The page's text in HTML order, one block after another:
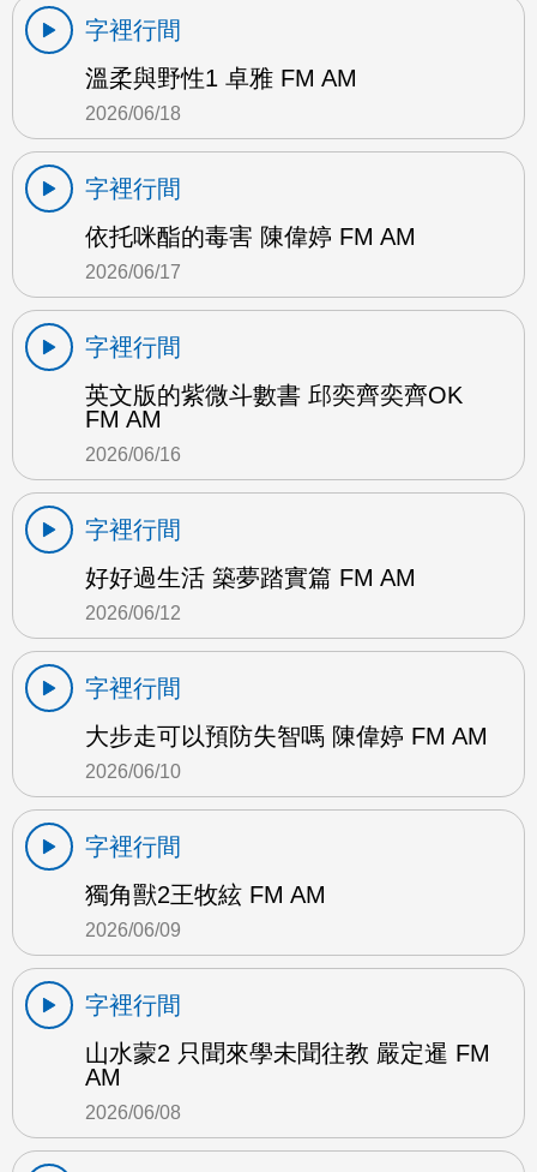
字裡行間
溫柔與野性1 卓雅 FM AM
2026/06/18
字裡行間
依托咪酯的毒害 陳偉婷 FM AM
2026/06/17
字裡行間
英文版的紫微斗數書 邱奕齊奕齊OK
FM AM
2026/06/16
字裡行間
好好過生活 築夢踏實篇 FM AM
2026/06/12
字裡行間
大步走可以預防失智嗎 陳偉婷 FM AM
2026/06/10
字裡行間
獨角獸2王牧絃 FM AM
2026/06/09
字裡行間
山水蒙2 只聞來學未聞往教 嚴定暹 FM
AM
2026/06/08